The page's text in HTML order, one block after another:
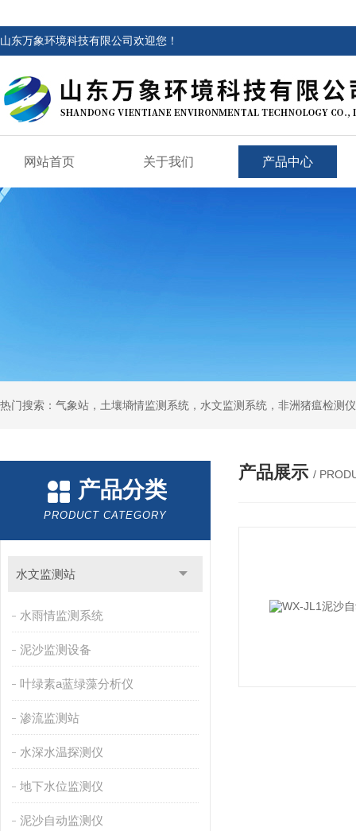
山东万象环境科技有限公司欢迎您！
网站首页 关于我们 产品中心
热门搜索：气象站，土壤墒情监测系统，水文监测系统，非洲猪瘟检测
产品分类
PRODUCT CATEGORY
水文监测站
水雨情监测系统
泥沙监测设备
叶绿素a蓝绿藻分析仪
渗流监测站
水深水温探测仪
地下水位监测仪
泥沙自动监测仪
产品展示 /